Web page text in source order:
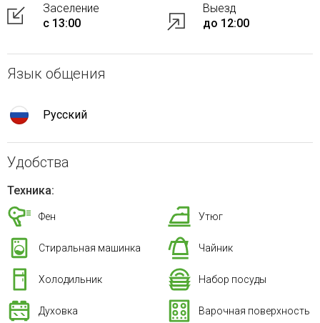
Заселение
с 13:00
Выезд
до 12:00
Язык общения
Русский
Удобства
Техника:
Фен Утюг
Стиральная машинка Чайник
Холодильник Набор посуды
Духовка Варочная поверхность